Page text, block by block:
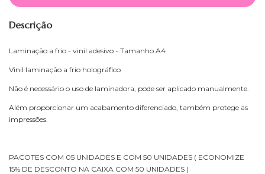
Descrição
Laminação a frio - vinil adesivo - Tamanho A4
Vinil laminação a frio holográfico
Não é necessário o uso de laminadora, pode ser aplicado manualmente.
Além proporcionar um acabamento diferenciado, também protege as
impressões.
PACOTES COM 05 UNIDADES E COM 50 UNIDADES ( ECONOMIZE
15% DE DESCONTO NA CAIXA COM 50 UNIDADES )